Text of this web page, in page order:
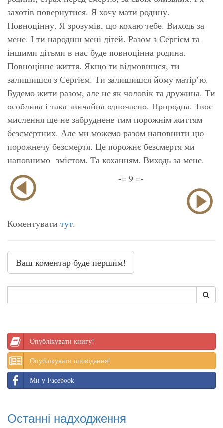
захотів повернутися. Я хочу мати родину.
Повноцінну. Я зрозумів, що кохаю тебе. Виходь за
мене. І ти народиш мені дітей. Разом з Сергієм та
іншими дітьми в нас буде повноцінна родина.
Повноцінне життя. Якщо ти відмовишся, ти
залишишся з Сергієм. Ти залишишся йому матір’ю.
Будемо жити разом, але не як чоловік та дружина. Ти
особлива і така звичайна одночасно. Природна. Твоє
мислення ще не забруднене тим порожнім життям
безсмертних. Але ми можемо разом наповнити цю
порожнечу безсмертя. Це порожнє безсмертя ми
наповнимо змістом. Та коханням. Виходь за мене.
-= 9 =-
Коментувати тут.
Ваш коментар буде першим!
Опублікувати книгу!
Опублікувати оповідання!
Ми у Facebook
Останні надходження